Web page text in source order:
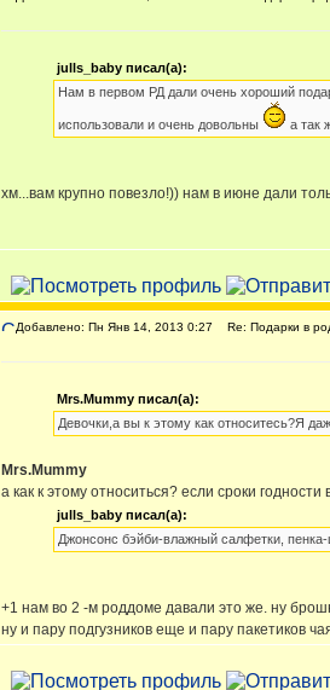
julls_baby писал(а):
Нам в первом РД дали очень хороший
использовали и очень довольны а так
хм...вам крупно повезло!)) нам в июне дали
Добавлено: Пн Янв 14, 2013 0:27 Re: Подарки в
Mrs.Mummy писал(а):
Девочки,а вы к этому как относитесь?Я
Mrs.Mummy
а как к этому относиться? если сроки
julls_baby писал(а):
Джонсонс бэйби-влажный салфетки,
+1 нам во 2 -м роддоме давали это же. ну
ну и пару подгузников еще и пару пакетиков